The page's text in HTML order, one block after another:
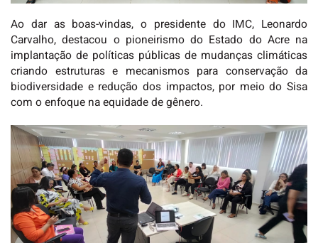
Ao dar as boas-vindas, o presidente do IMC, Leonardo
Carvalho, destacou o pioneirismo do Estado do Acre na
implantação de políticas públicas de mudanças climáticas
criando estruturas e mecanismos para conservação da
biodiversidade e redução dos impactos, por meio do Sisa
com o enfoque na equidade de gênero.